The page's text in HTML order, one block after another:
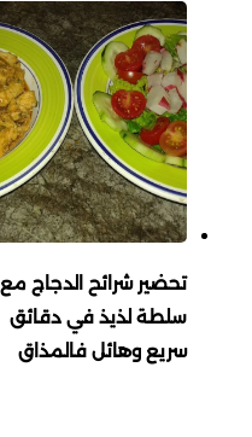
تحضير شرائح الدجاج مع
سلطة لذيذ في دقائق
سريع وهائل فالمذاق